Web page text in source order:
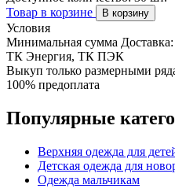
Товар в корзине
В корзину
Условия
Минимальная сумма
ТК Энергия, ТК ПЭК
Выкуп только размерными
100% предоплата
Популярные
Верхняя одежда для
Детская одежда для
Одежда мальчикам